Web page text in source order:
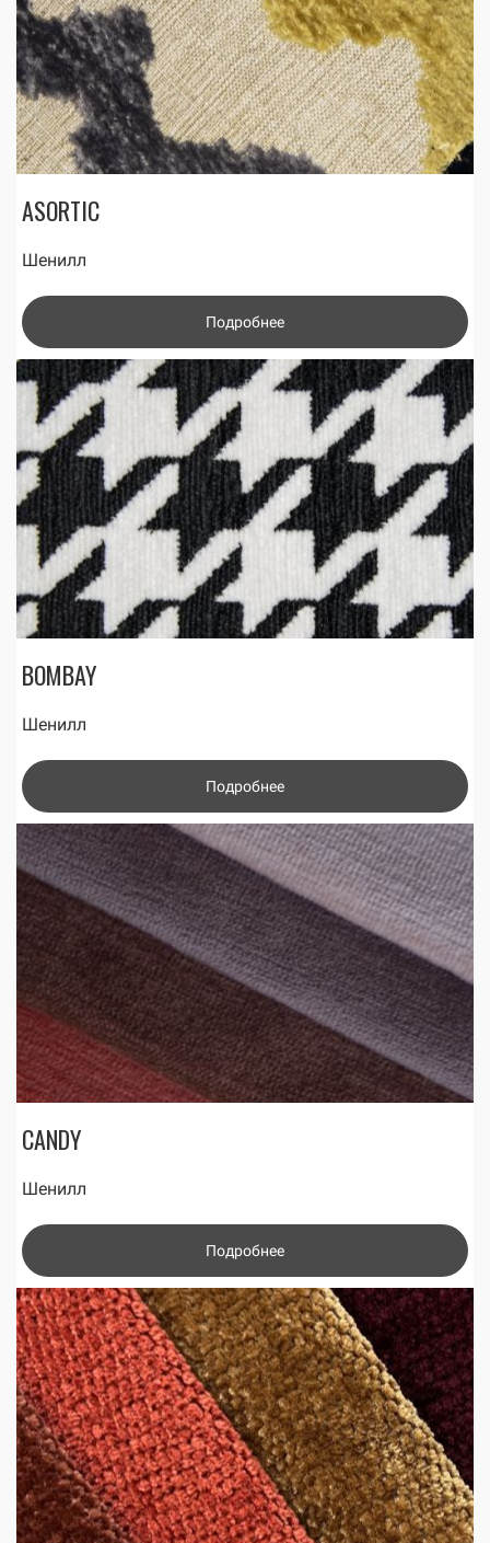
ASORTIC
Шенилл
Подробнее
BOMBAY
Шенилл
Подробнее
CANDY
Шенилл
Подробнее